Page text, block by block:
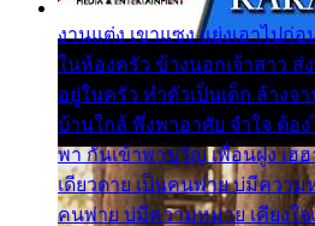
งานแต่ง เขาแซง แย่งเอาไปก่
ในห้องครัว ข้างนอกเจ้าสาว ส่
อยู่ในครัว ทำตัวเป็นเด็ก ล้างจ
บ้านใกล้ พึ่งพาอาศัย จำใจ ต้อง
พา กันเข้าพาขวัญ เพื่อนฝูง เฮ
เดียวดาย เป็นคนพ่าย บ่มีความ
คนพ่าย บ่มีความหมาย เคียงใจ